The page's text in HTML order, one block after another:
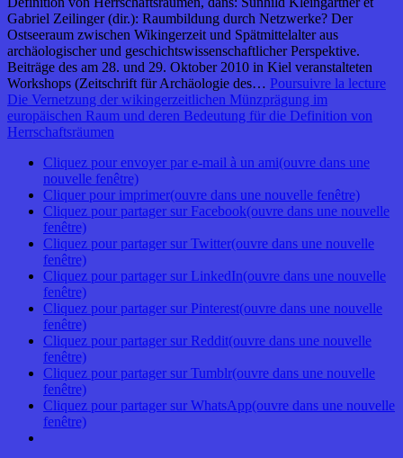
Gabriel Zeilinger (dir.): Raumbildung durch Netzwerke? Der
Ostseeraum zwischen Wikingerzeit und Spätmittelalter aus
archäologischer und geschichtswissenschaftlicher Perspektive.
Beiträge des am 28. und 29. Oktober 2010 in Kiel veranstalteten
Workshops (Zeitschrift für Archäologie des… Poursuivre la lecture
Die Vernetzung der wikingerzeitlichen Münzprägung im
europäischen Raum und deren Bedeutung für die Definition von
Herrschaftsräumen
Cliquez pour envoyer par e-mail à un ami(ouvre dans une
nouvelle fenêtre)
Cliquer pour imprimer(ouvre dans une nouvelle fenêtre)
Cliquez pour partager sur Facebook(ouvre dans une nouvelle
fenêtre)
Cliquez pour partager sur Twitter(ouvre dans une nouvelle
fenêtre)
Cliquez pour partager sur LinkedIn(ouvre dans une nouvelle
fenêtre)
Cliquez pour partager sur Pinterest(ouvre dans une nouvelle
fenêtre)
Cliquez pour partager sur Reddit(ouvre dans une nouvelle
fenêtre)
Cliquez pour partager sur Tumblr(ouvre dans une nouvelle
fenêtre)
Cliquez pour partager sur WhatsApp(ouvre dans une nouvelle
fenêtre)